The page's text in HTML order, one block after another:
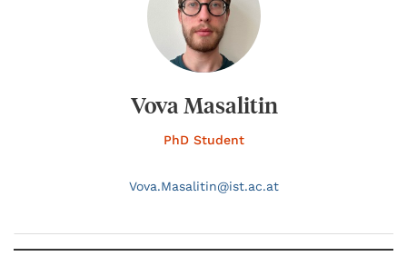
Vova Masalitin
PhD Student
Vova.Masalitin@ist.ac.at